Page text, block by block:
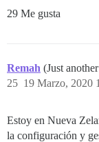
29 Me gusta
Remah (Just
19 Marzo, 2020
25
Estoy en Nueva
la configuración y